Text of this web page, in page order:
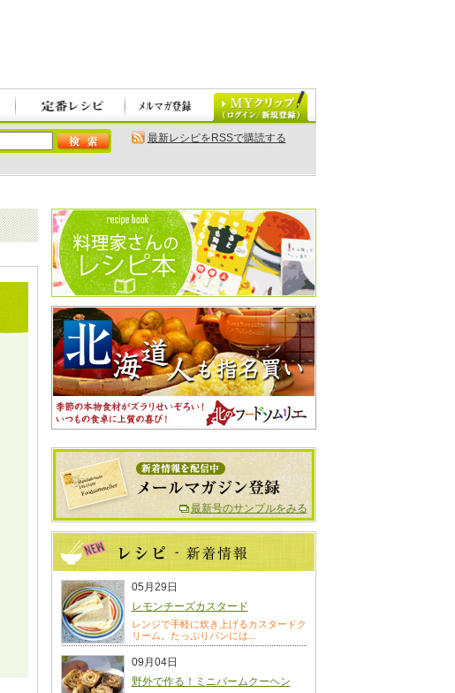
最新レシピをRSSで購読する
最新号のサンプルをみる
05月29日
レモンチーズカスタード
レンジで手軽に炊き上げるカスタードク
リーム。たっぷりパンには...
09月04日
野外で作る！ミニバームクーヘン